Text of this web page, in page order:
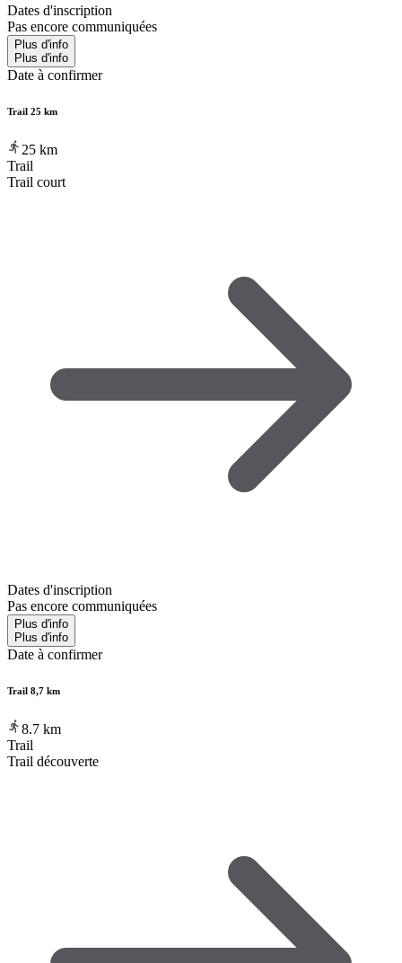
Dates d'inscription
Pas encore communiquées
Plus d'info
Plus d'info
Date à confirmer
Trail 25 km
25 km
Trail
Trail court
Dates d'inscription
Pas encore communiquées
Plus d'info
Plus d'info
Date à confirmer
Trail 8,7 km
8.7 km
Trail
Trail découverte